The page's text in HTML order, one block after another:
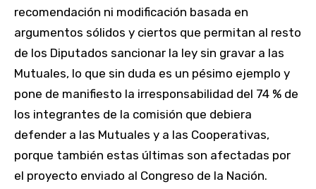
recomendación ni modificación basada en
argumentos sólidos y ciertos que permitan al resto
de los Diputados sancionar la ley sin gravar a las
Mutuales, lo que sin duda es un pésimo ejemplo y
pone de manifiesto la irresponsabilidad del 74 % de
los integrantes de la comisión que debiera
defender a las Mutuales y a las Cooperativas,
porque también estas últimas son afectadas por
el proyecto enviado al Congreso de la Nación.